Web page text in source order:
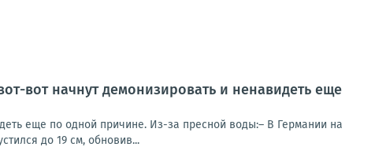
вот начнут демонизировать и ненавидеть еще
еще по одной причине. Из-за пресной воды:– В Германии на
до 19 см, обновив...